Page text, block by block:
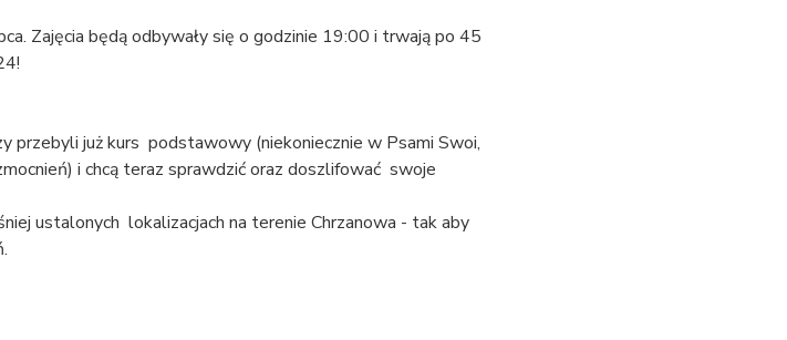
Zajęcia będą odbywały się o godzinie 19:00 i trwają po 45
przebyli już kurs  podstawowy (niekoniecznie w Psami Swoi,
i chcą teraz sprawdzić oraz doszlifować  swoje
ustalonych  lokalizacjach na terenie Chrzanowa - tak aby